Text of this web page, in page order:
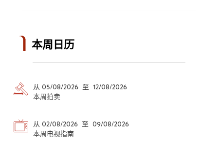
本周日历
从 05/08/2026 至 12/08/2026
本周拍卖
从 02/08/2026 至 09/08/2026
本周电视指南